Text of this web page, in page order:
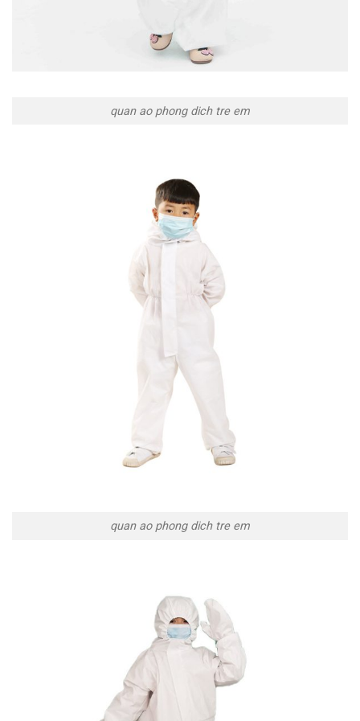
quan ao phong dich tre em
quan ao phong dich tre em